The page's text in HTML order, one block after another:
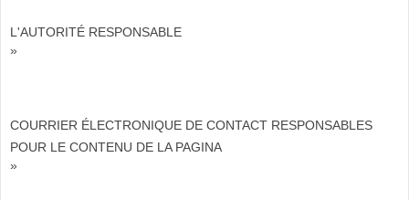
L'AUTORITÉ RESPONSABLE
»
COURRIER ÉLECTRONIQUE DE CONTACT RESPONSABLES
POUR LE CONTENU DE LA PAGINA
»